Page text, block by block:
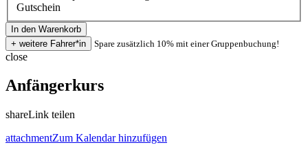
Gutschein
Spare zusätzlich 10% mit einer Gruppenbuchung!
close
Anfängerkurs
shareLink teilen
attachmentZum Kalendar hinzufügen